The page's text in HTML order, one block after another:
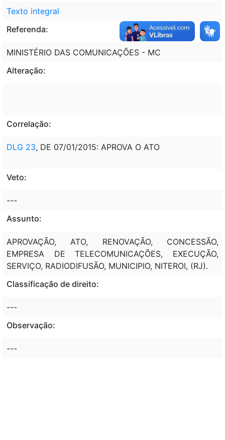
Texto integral
Referenda:
MINISTÉRIO DAS COMUNICAÇÕES - MC
Alteração:
Correlação:
DLG 23, DE 07/01/2015: APROVA O ATO
Veto:
---
Assunto:
APROVAÇÃO, ATO, RENOVAÇÃO, CONCESSÃO,
EMPRESA DE TELECOMUNICAÇÕES, EXECUÇÃO,
SERVIÇO, RADIODIFUSÃO, MUNICIPIO, NITEROI, (RJ).
Classificação de direito:
---
Observação:
---